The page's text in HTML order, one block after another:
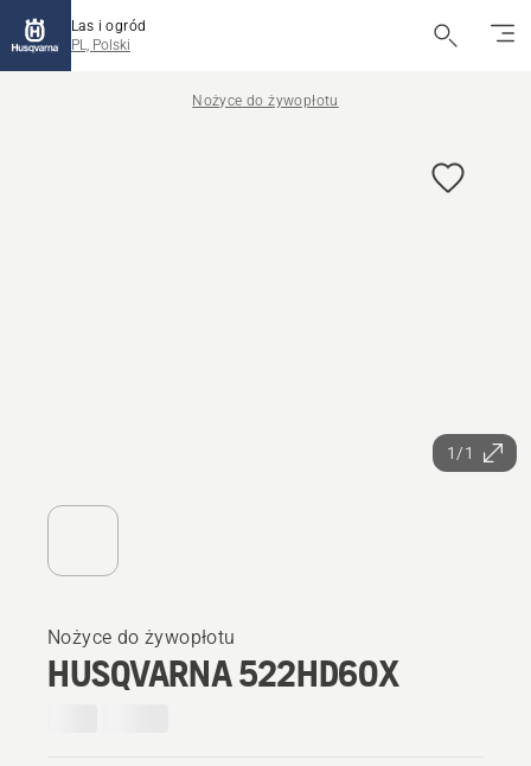
Las i ogród
PL, Polski
Nożyce do żywopłotu
1/1
Nożyce do żywopłotu
HUSQVARNA 522HD60X